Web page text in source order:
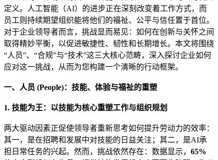
定义。人工智能（AI）的进步正在深刻改变着工作方式，而
员工则持续期望组织能将他们的福祉、公平与信任置于首位。
对于企业领导者而言，挑战显而易见：如何在创新与关怀之间
取得精妙平衡，以促进敏捷性、韧性和长期增长。本文将围绕
“人员”、“合规”与“技术”这三大核心范畴，深入探讨企业如何
应对这一挑战，从而为您构建一个清晰的行动框架。
一、人员 (People)：技能、体验与福祉的重塑
1. 技能为王：以技能为核心重塑工作与组织规划
两大驱动因素正促使领导者重新思考如何提升劳动力的效率：
其一，是在招聘和发展中对技能的日益关注；其二，是AI承
担日常任务的兴起。然而，挑战依然存在：数据显示， 65%